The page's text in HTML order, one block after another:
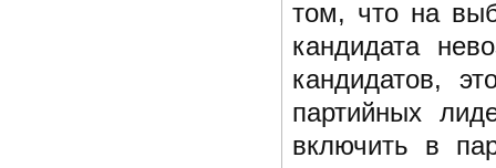
том, что на
кандидата
кандидатов,
партийных
включить в